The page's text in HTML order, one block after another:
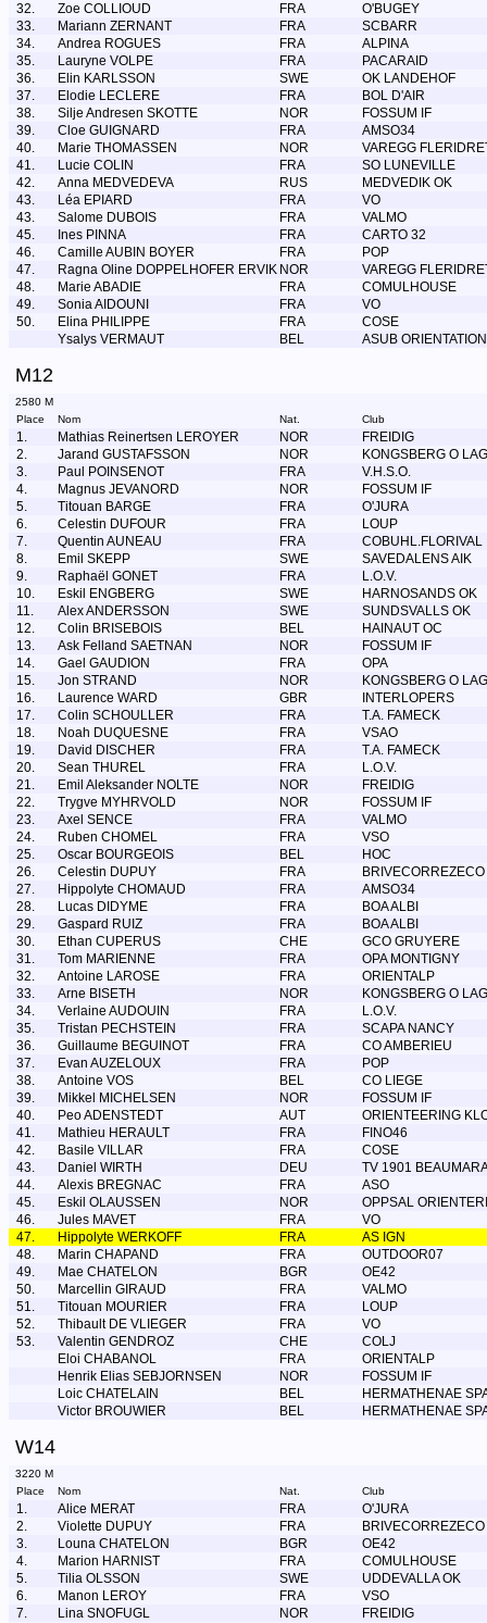
32.
Zoe COLLIOUD FRA
O'BUGEY
33.
Mariann ZERNANT FRA
SCBARR
34.
Andrea ROGUES FRA
ALPINA
35.
Lauryne VOLPE FRA
PACARAID
36.
Elin KARLSSON SWE
OK LANDEHOF
37.
Elodie LECLERE FRA
BOL D'AIR
38.
Silje Andresen SKOTTE NOR
FOSSUM IF
39.
Cloe GUIGNARD FRA
AMSO34
40.
Marie THOMASSEN NOR
VAREGG
41.
Lucie COLIN FRA
SO LUNEVILLE
42.
Anna MEDVEDEVA RUS
MEDVEDIK OK
43.
Léa EPIARD FRA
VO
43.
Salome DUBOIS FRA
VALMO
45.
Ines PINNA FRA
CARTO 32
46.
Camille AUBIN BOYER FRA
POP
47.
Ragna Oline DOPPELHOFER ERVIK NOR
VAREGG
48.
Marie ABADIE FRA
COMULHOUSE
49.
Sonia AIDOUNI FRA
VO
50.
Elina PHILIPPE FRA
COSE
Ysalys VERMAUT
BEL ASUB
M12
2580 M
Place
Nom Nat. Club
1. Mathias Reinertsen LEROYER NOR
FREIDIG
2.
Jarand GUSTAFSSON NOR
KONGSBERG O LAG
3.
Paul POINSENOT FRA
V.H.S.O.
4.
Magnus JEVANORD NOR
FOSSUM IF
5.
Titouan BARGE FRA
O'JURA
6.
Celestin DUFOUR FRA
LOUP
7.
Quentin AUNEAU FRA
COBUHL.FLORIVAL
8.
Emil SKEPP SWE
SAVEDALENS AIK
9.
Raphaël GONET FRA
L.O.V.
10.
Eskil ENGBERG SWE
HARNOSANDS OK
11.
Alex ANDERSSON SWE
SUNDSVALLS OK
12.
Colin BRISEBOIS BEL
HAINAUT OC
13.
Ask Felland SAETNAN NOR
FOSSUM IF
14.
Gael GAUDION FRA
OPA
15.
Jon STRAND NOR
KONGSBERG O LAG
16.
Laurence WARD GBR
INTERLOPERS
17.
Colin SCHOULLER FRA
T.A. FAMECK
18.
Noah DUQUESNE FRA
VSAO
19.
David DISCHER FRA
T.A. FAMECK
20.
Sean THUREL FRA
L.O.V.
21.
Emil Aleksander NOLTE NOR
FREIDIG
22.
Trygve MYHRVOLD NOR
FOSSUM IF
23.
Axel SENCE FRA
VALMO
24.
Ruben CHOMEL FRA
VSO
25.
Oscar BOURGEOIS BEL
HOC
26.
Celestin DUPUY FRA
BRIVECORREZECO
27.
Hippolyte CHOMAUD FRA
AMSO34
28.
Lucas DIDYME FRA
BOA ALBI
29.
Gaspard RUIZ FRA
BOA ALBI
30.
Ethan CUPERUS CHE
GCO GRUYERE
31.
Tom MARIENNE FRA
OPA MONTIGNY
32.
Antoine LAROSE FRA
ORIENTALP
33.
Arne BISETH NOR
KONGSBERG O LAG
34.
Verlaine AUDOUIN FRA
L.O.V.
35.
Tristan PECHSTEIN FRA
SCAPA NANCY
36.
Guillaume BEGUINOT FRA
CO AMBERIEU
37.
Evan AUZELOUX FRA
POP
38.
Antoine VOS BEL
CO LIEGE
39.
Mikkel MICHELSEN NOR
FOSSUM IF
40.
Peo ADENSTEDT AUT
ORIENTEERING
41.
Mathieu HERAULT FRA
FINO46
42.
Basile VILLAR FRA
COSE
43.
Daniel WIRTH DEU
TV 1901
44.
Alexis BREGNAC FRA
ASO
45.
Eskil OLAUSSEN NOR
OPPSAL
46.
Jules MAVET FRA
VO
47.
Hippolyte WERKOFF FRA
AS IGN
48.
Marin CHAPAND FRA
OUTDOOR07
49.
Mae CHATELON BGR
OE42
50.
Marcellin GIRAUD FRA
VALMO
51.
Titouan MOURIER FRA
LOUP
52.
Thibault DE VLIEGER FRA
VO
53.
Valentin GENDROZ CHE
COLJ
Eloi CHABANOL
FRA
ORIENTALP
Henrik Elias SEBJORNSEN
NOR
FOSSUM IF
Loic CHATELAIN
BEL
HERMATHENAE
Victor BROUWIER
BEL HERMATHENAE
W14
3220 M
Place
Nom Nat. Club
1. Alice MERAT FRA
O'JURA
2.
Violette DUPUY FRA
BRIVECORREZECO
3.
Louna CHATELON BGR
OE42
4.
Marion HARNIST FRA
COMULHOUSE
5.
Tilia OLSSON SWE
UDDEVALLA OK
6.
Manon LEROY FRA
VSO
7.
Lina SNOFUGL NOR FREIDIG